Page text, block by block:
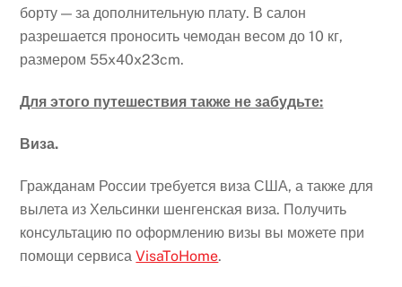
борту — за дополнительную плату. В салон
разрешается проносить чемодан весом до 10 кг,
размером 55x40x23cm.
Для этого путешествия также не забудьте:
Виза.
Гражданам России требуется виза США, а также для
вылета из Хельсинки шенгенская виза. Получить
консультацию по оформлению визы вы можете при
помощи сервисаVisaToHome.